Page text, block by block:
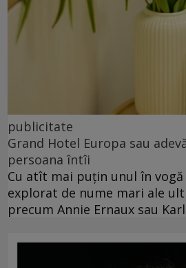
publicitate
Grand Hotel Europa sau
persoana întîi
Cu atît mai puțin unul în
explorat de nume mari ale
precum Annie Ernaux sau